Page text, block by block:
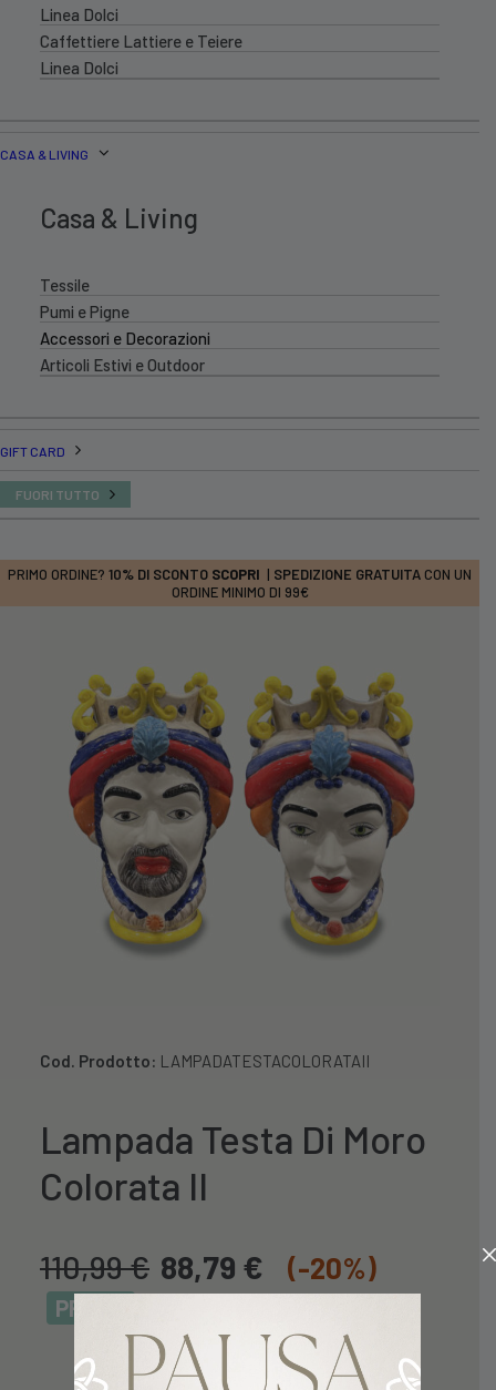
Linea Dolci
Caffettiere Lattiere e Teiere
Linea Dolci
CASA & LIVING
Casa & Living
Tessile
Pumi e Pigne
Accessori e Decorazioni
Articoli Estivi e Outdoor
GIFT CARD
FUORI TUTTO
PRIMO ORDINE? 10% DI SCONTO SCOPRI | SPEDIZIONE GRATUITA CON UN
ORDINE MINIMO DI 99€
Cod. Prodotto: LAMPADATESTACOLORATAII
Lampada Testa Di Moro
Colorata II
110,99€ 88,79 € (-20%)
PROMO